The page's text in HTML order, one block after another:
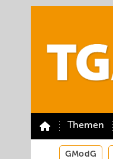
Themen
GModG